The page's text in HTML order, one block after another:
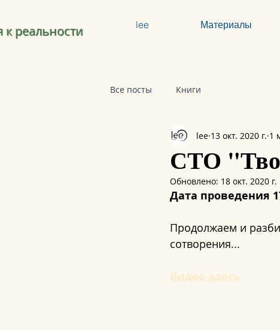
к реальности lee Материалы
Все посты Книги
СТО
lee 13 окт. 2020 г. 1
Обновлено: 18 окт. 2020 г.
Дата проведения
Продолжаем и
сотворения...
Видео здесь